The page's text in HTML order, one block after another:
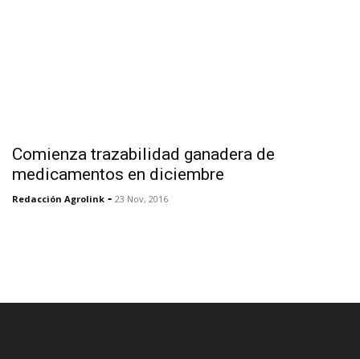
Comienza trazabilidad ganadera de
medicamentos en diciembre
Redacción Agrolink - 23 Nov, 2016